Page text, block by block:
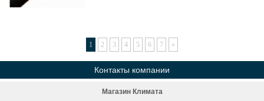
1 2 3 4 5 6 7 »
Контакты компании
Магазин Климата